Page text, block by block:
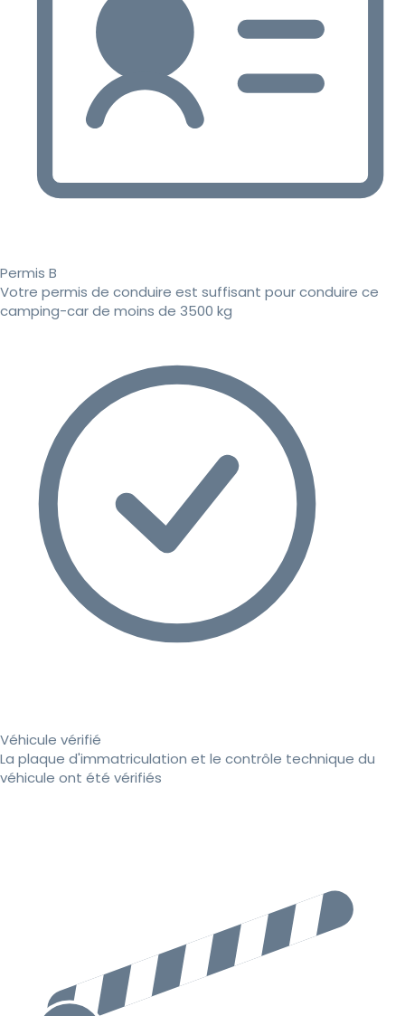
Permis B
Votre permis de conduire est suffisant pour conduire ce
camping-car de moins de 3500 kg
Véhicule vérifié
La plaque d'immatriculation et le contrôle technique du
véhicule ont été vérifiés